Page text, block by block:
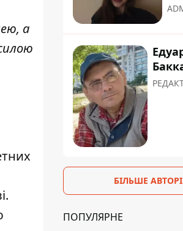
а
БІЛЬШЕ
ПОПУЛЯРНЕ